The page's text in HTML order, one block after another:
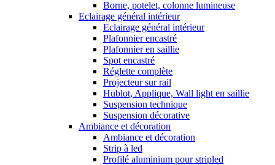
Borne, potelet, colonne lumineuse
Eclairage général intérieur
Eclairage général intérieur
Plafonnier encastré
Plafonnier en saillie
Spot encastré
Réglette complète
Projecteur sur rail
Hublot, Applique, Wall light en saillie
Suspension technique
Suspension décorative
Ambiance et décoration
Ambiance et décoration
Strip à led
Profilé aluminium pour stripled